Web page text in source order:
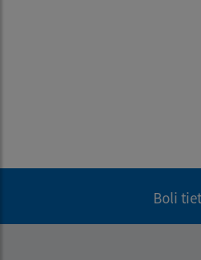
Boli